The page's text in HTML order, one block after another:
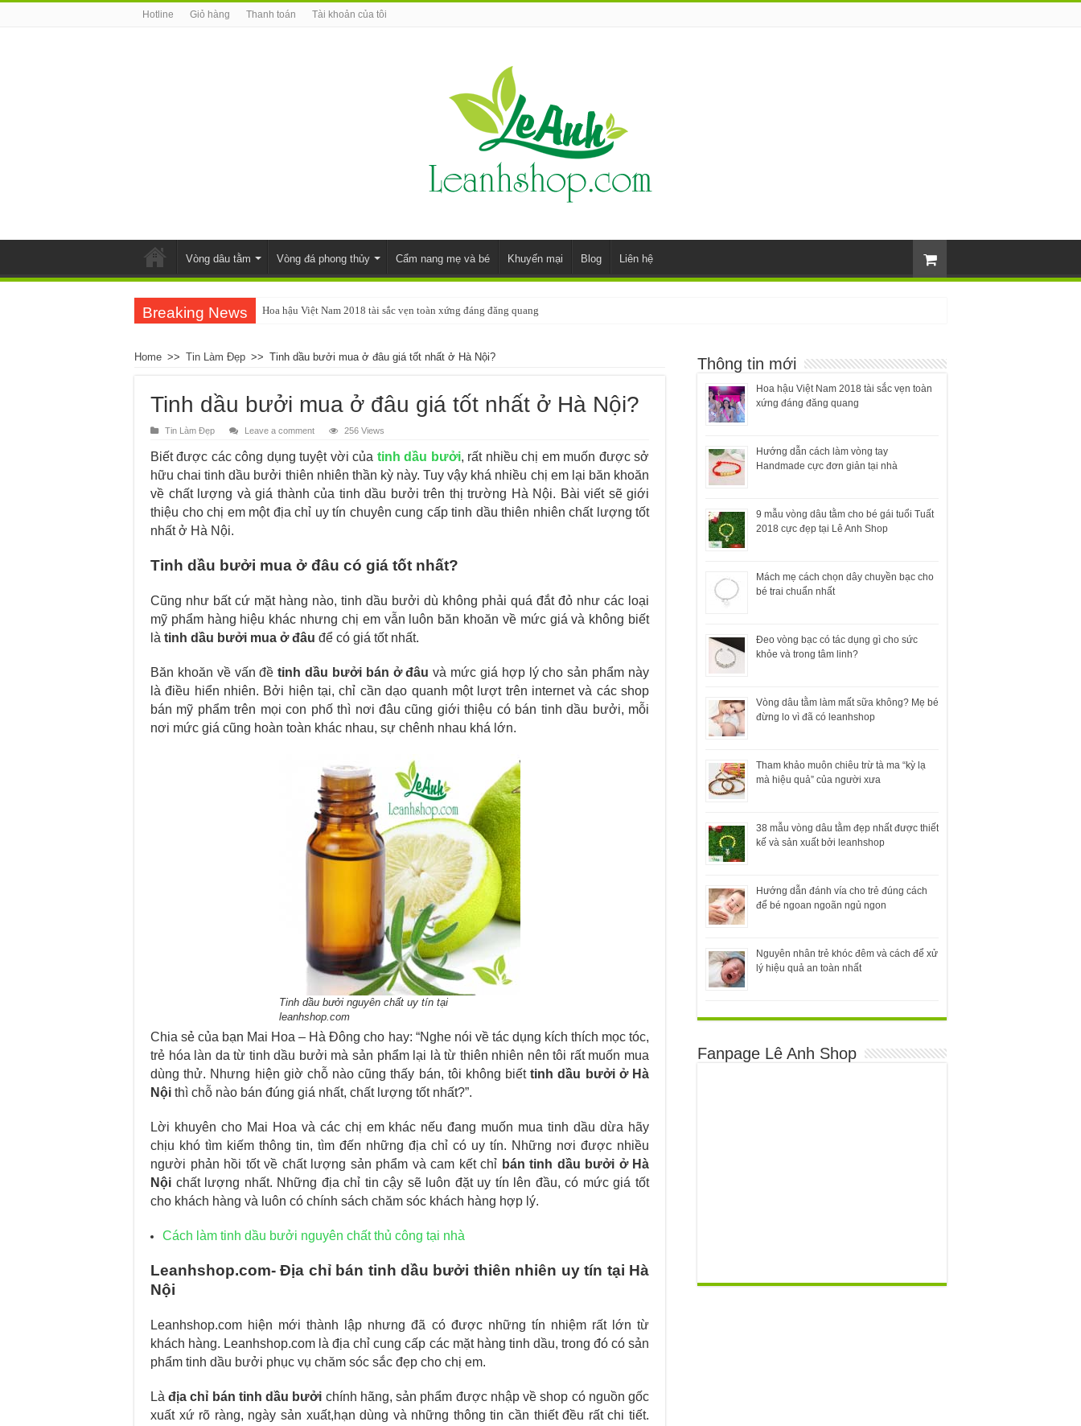
Hotline Giỏ hàng Thanh toán Tài khoản của tôi
Vòng dâu tằm Vòng đá phong thủy Cẩm nang mẹ và bé Khuyến mại Blog Liên hệ
Breaking News Hoa hậu Việt Nam 2018 tài sắc vẹn toàn xứng đáng đăng quang
Home >> Tin Làm Đẹp >> Tinh dầu bưởi mua ở đâu giá tốt nhất ở Hà Nội?
Tinh dầu bưởi mua ở đâu giá tốt nhất ở Hà Nội?
Tin Làm Đẹp Leave a comment 256 Views
Biết được các công dụng tuyệt vời của tinh dầu bưởi, rất nhiều chị em muốn được sở
hữu chai tinh dầu bưởi thiên nhiên thần kỳ này. Tuy vậy khá nhiều chị em lại băn khoăn
về chất lượng và giá thành của tinh dầu bưởi trên thị trường Hà Nội. Bài viết sẽ giới
thiệu cho chị em một địa chỉ uy tín chuyên cung cấp tinh dầu thiên nhiên chất lượng tốt
nhất ở Hà Nội.
Tinh dầu bưởi mua ở đâu có giá tốt nhất?
Cũng như bất cứ mặt hàng nào, tinh dầu bưởi dù không phải quá đắt đỏ như các loại
mỹ phẩm hàng hiệu khác nhưng chị em vẫn luôn băn khoăn về mức giá và không biết
là tinh dầu bưởi mua ở đâu để có giá tốt nhất.
Băn khoăn về vấn đềtinh dầu bưởi bán ở đâu và mức giá hợp lý cho sản phẩm này
là điều hiển nhiên. Bởi hiện tại, chỉ cần dạo quanh một lượt trên internet và các shop
bán mỹ phẩm trên mọi con phố thì nơi đâu cũng giới thiệu có bán tinh dầu bưởi, mỗi
nơi mức giá cũng hoàn toàn khác nhau, sự chênh nhau khá lớn.
Tinh dầu bưởi nguyên chất uy tín tại
leanhshop.com
Chia sẻ của bạn Mai Hoa – Hà Đông cho hay: “Nghe nói về tác dụng kích thích mọc tóc,
trẻ hóa làn da từ tinh dầu bưởi mà sản phẩm lại là từ thiên nhiên nên tôi rất muốn mua
dùng thử. Nhưng hiện giờ chỗ nào cũng thấy bán, tôi không biếttinh dầu bưởi ở Hà
Nội thì chỗ nào bán đúng giá nhất, chất lượng tốt nhất?”.
Lời khuyên cho Mai Hoa và các chị em khác nếu đang muốn mua tinh dầu dừa hãy
chịu khó tìm kiếm thông tin, tìm đến những địa chỉ có uy tín. Những nơi được nhiều
người phản hồi tốt về chất lượng sản phẩm và cam kết chỉ bán tinh dầu bưởi ở Hà
Nội chất lượng nhất. Những địa chỉ tin cậy sẽ luôn đặt uy tín lên đầu, có mức giá tốt
cho khách hàng và luôn có chính sách chăm sóc khách hàng hợp lý.
Cách làm tinh dầu bưởi nguyên chất thủ công tại nhà
Leanhshop.com- Địa chỉ bán tinh dầu bưởi thiên nhiên uy tín tại Hà
Nội
Leanhshop.com hiện mới thành lập nhưng đã có được những tín nhiệm rất lớn từ
khách hàng. Leanhshop.com là địa chỉ cung cấp các mặt hàng tinh dầu, trong đó có sản
phẩm tinh dầu bưởi phục vụ chăm sóc sắc đẹp cho chị em.
Làđịa chỉ bán tinh dầu bưởi chính hãng, sản phẩm được nhập về shop có nguồn gốc
xuất xứ rõ ràng, ngày sản xuất,hạn dùng và những thông tin cần thiết đều rất chi tiết.
Thông tin mới
Hoa hậu Việt Nam 2018 tài sắc vẹn toàn
xứng đáng đăng quang
Hướng dẫn cách làm vòng tay
Handmade cực đơn giản tại nhà
9 mẫu vòng dâu tằm cho bé gái tuổi Tuất
2018 cực đẹp tại Lê Anh Shop
Mách mẹ cách chọn dây chuyền bạc cho
bé trai chuẩn nhất
Đeo vòng bạc có tác dụng gì cho sức
khỏe và trong tâm linh?
Vòng dâu tằm làm mất sữa không? Mẹ bé
đừng lo vì đã có leanhshop
Tham khảo muôn chiêu trừ tà ma “kỳ lạ
mà hiệu quả” của người xưa
38 mẫu vòng dâu tằm đẹp nhất được thiết
kế và sản xuất bởi leanhshop
Hướng dẫn đánh vía cho trẻ đúng cách
để bé ngoan ngoãn ngủ ngon
Nguyên nhân trẻ khóc đêm và cách để xử
lý hiệu quả an toàn nhất
Fanpage Lê Anh Shop